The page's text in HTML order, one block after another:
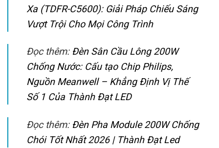
Xa (TDFR-C5600): Giải Pháp Chiếu Sáng
Vượt Trội Cho Mọi Công Trình
Đọc thêm: Đèn Sân Cầu Lông 200W
Chống Nước: Cấu tạo Chip Philips,
Nguồn Meanwell – Khẳng Định Vị Thế
Số 1 Của Thành Đạt LED
Đọc thêm: Đèn Pha Module 200W Chống
Chói Tốt Nhất 2026 | Thành Đạt Led